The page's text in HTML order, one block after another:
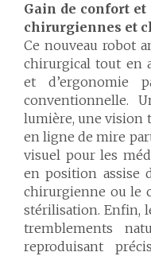
Gain de confort
chirurgiennes et
Ce nouveau robot
chirurgical tout en
et d’ergonomie
conventionnelle.
lumière, une vision
en ligne de mire
visuel pour les
en position assise
chirurgienne ou le
stérilisation. Enfin,
tremblements
reproduisant